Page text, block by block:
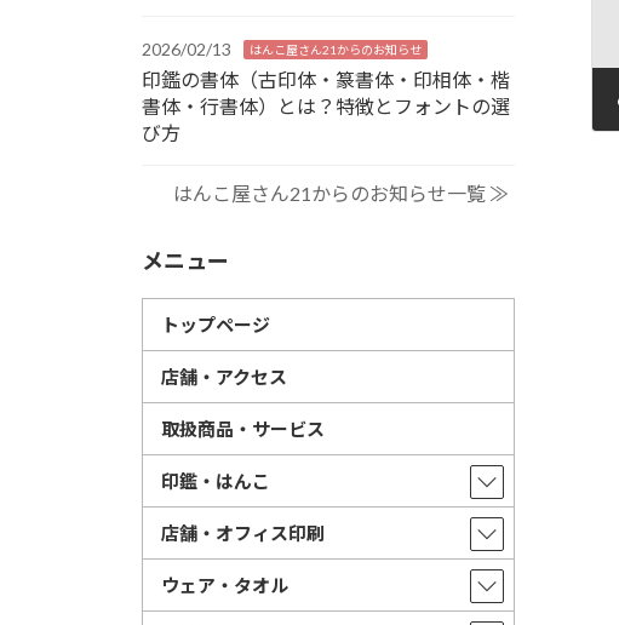
2026/02/13 はんこ屋さん21からのお知らせ
印鑑の書体（古印体・篆書体・印相体・楷
書体・行書体）とは？特徴とフォントの選
び方
はんこ屋さん21からのお知らせ一覧 ≫
メニュー
トップページ
店舗・アクセス
取扱商品・サービス
印鑑・はんこ
店舗・オフィス印刷
ウェア・タオル